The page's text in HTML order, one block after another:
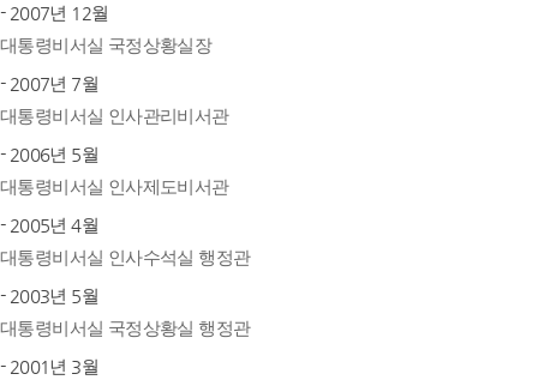
- 2007년 12월
대통령비서실 국정상황실장
- 2007년 7월
대통령비서실 인사관리비서관
- 2006년 5월
대통령비서실 인사제도비서관
- 2005년 4월
대통령비서실 인사수석실 행정관
- 2003년 5월
대통령비서실 국정상황실 행정관
- 2001년 3월